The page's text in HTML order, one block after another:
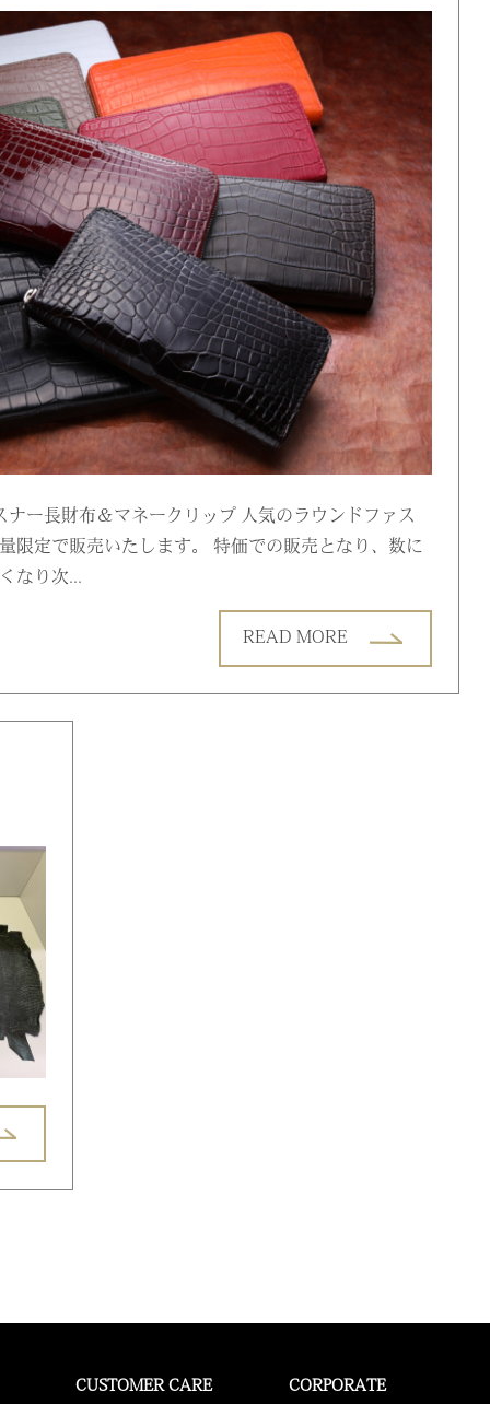
ー長財布＆マネークリップ 人気のラウンドファス
限定で販売いたします。 特価での販売となり、数に
なり次...
READ MORE
CUSTOMER CARE CORPORATE